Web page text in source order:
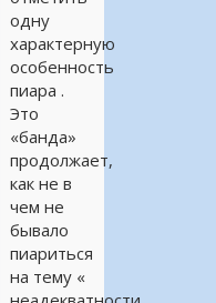
одну
характерную
особенность
пиара .
Это
«банда»
продолжает,
как не в
чем не
бывало
пиариться
на тему «